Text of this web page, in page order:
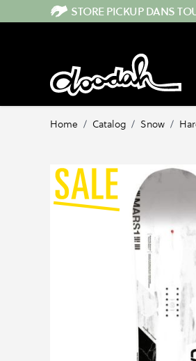
Skip to ContentSTORE PICKUP DANS
Home / Catalog / Snow /